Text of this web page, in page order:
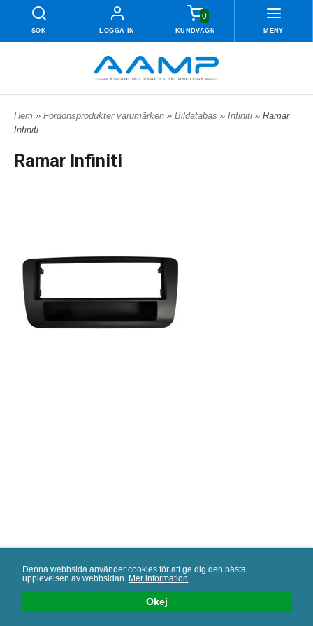
Okej
Denna webbsida använder cookies för att ge dig den bästa
upplevelsen av webbsidan. Mer information
SÖK LOGGA IN
0
KUNDVAGN MENY
Hem » Fordonsprodukter varumärken » Bildatabas » Infiniti » Ramar
Infiniti
Ramar Infiniti
Följ oss